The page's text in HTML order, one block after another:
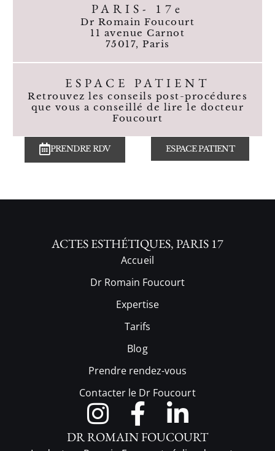
PARIS- 17e
Dr Romain Foucourt
11 avenue Carnot
75017, Paris
ESPACE PATIENT
Retrouvez les conseils post-procédures
que vous a conseillé de lire le docteur
Foucourt
PRENDRE RDV ESPACE PATIENT
ACTES ESTHÉTIQUES, PARIS 17
Accueil
Dr Romain Foucourt
Expertise
Tarifs
Blog
Prendre rendez-vous
Contacter le Dr Foucourt
DR ROMAIN FOUCOURT